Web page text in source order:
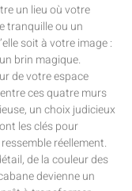
un lieu où votre
tranquille ou un
soit à votre image :
brin magique.
de votre espace
ces quatre murs
un choix judicieux
les clés pour
réellement.
de la couleur des
devienne un